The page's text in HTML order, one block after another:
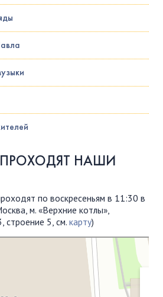
ПРОХОДЯТ НАШИ
по воскресеньям в 11:30 в
м. «Верхние котлы»,
строение 5, см. карту)